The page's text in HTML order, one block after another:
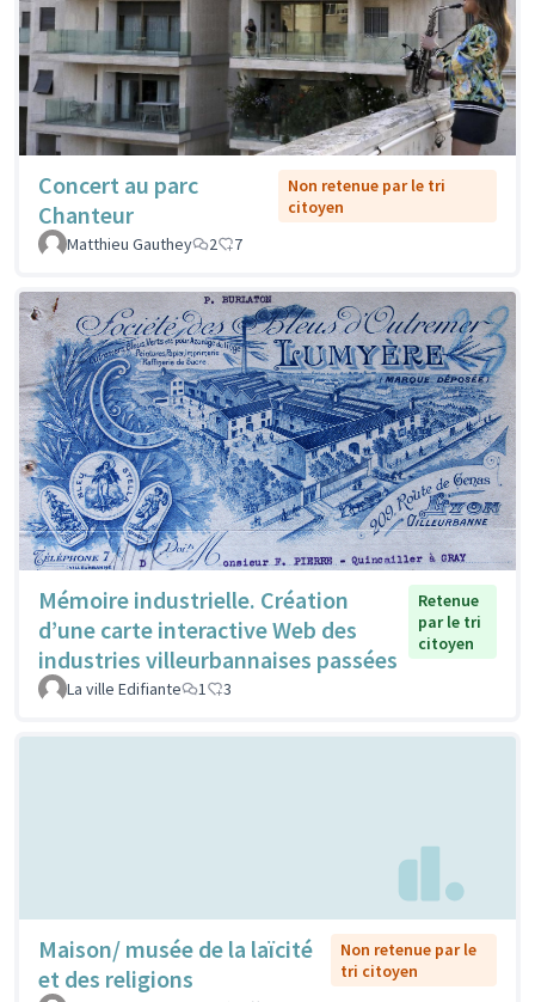
Concert au parc
Chanteur
Non retenue par le tri
citoyen
Matthieu Gauthey
2 7
Mémoire industrielle. Création
d’une carte interactive Web des
industries villeurbannaises passées
Retenue
par le tri
citoyen
La ville Edifiante 1 3
Maison/ musée de la laïcité
et des religions
Non retenue par le
tri citoyen